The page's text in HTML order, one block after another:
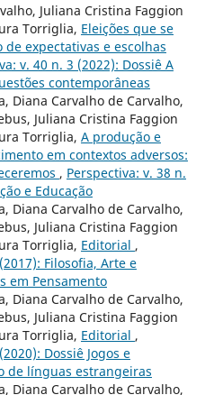
Juliana Cristina Faggion
Torriglia, Eleições que se
expectativas e escolhas
v. 40 n. 3 (2022): Dossiê A
contemporâneas
Diana Carvalho de Carvalho,
Juliana Cristina Faggion
Torriglia, A produção e
em contextos adversos:
, Perspectiva: v. 38 n.
e Educação
Diana Carvalho de Carvalho,
Juliana Cristina Faggion
Torriglia, Editorial ,
Filosofia, Arte e
em Pensamento
Diana Carvalho de Carvalho,
Juliana Cristina Faggion
Torriglia, Editorial ,
Dossiê Jogos e
de línguas estrangeiras
Diana Carvalho de Carvalho,